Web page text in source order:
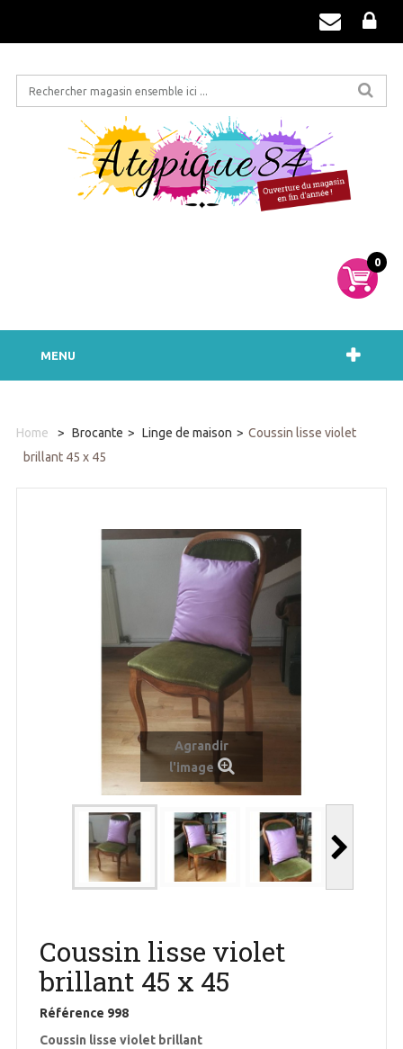
0
MENU
Home > Brocante > Linge de maison > Coussin lisse violet
brillant 45 x 45
Agrandir
l'image
Coussin lisse violet
brillant 45 x 45
Référence 998
Coussin lisse violet brillant